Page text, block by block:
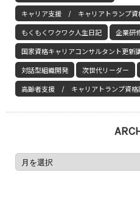
キャリア支援 / キャリアトランプ資
もくもくワクワク人生日記 企業研
国家資格キャリアコンサルタント更新
対話型組織開発 次世代リーダー
高齢者支援 / キャリアトランプ資格